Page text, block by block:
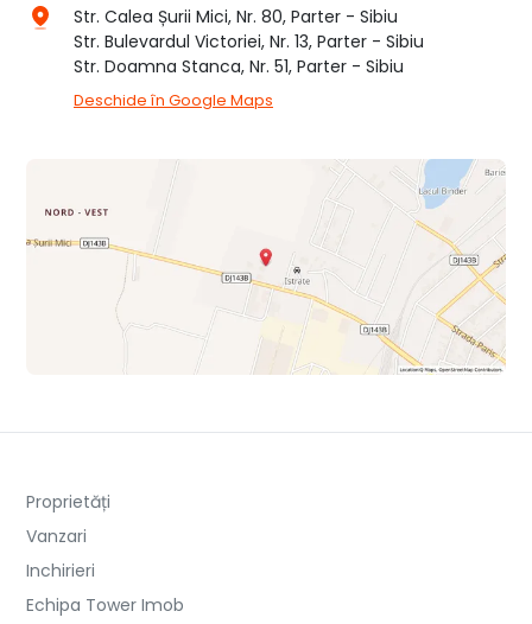
Str. Calea Șurii Mici, Nr. 80, Parter - Sibiu
Str. Bulevardul Victoriei, Nr. 13, Parter - Sibiu
Str. Doamna Stanca, Nr. 51, Parter - Sibiu
Deschide în Google Maps
Proprietăți
Vanzari
Inchirieri
Echipa Tower Imob